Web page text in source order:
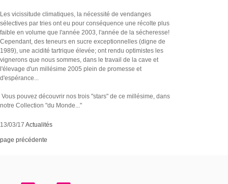
Les vicissitude climatiques, la nécessité de vendanges
sélectives par tries ont eu pour conséquence une récolte plus
faible en volume que l'année 2003, l'année de la sécheresse!
Cependant, des teneurs en sucre exceptionnelles (digne de
1989), une acidité tartrique élevée; ont rendu optimistes les
vignerons que nous sommes, dans le travail de la cave et
l'élevage d'un millésime 2005 plein de promesse et
d'espérance...
Vous pouvez découvrir nos trois "stars" de ce millésime, dans
notre Collection "du Monde..."
13/03/17 Actualités
page précédente